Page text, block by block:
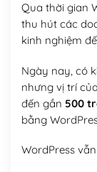
Qua thời gian
thu hút các
kinh nghiệm
Ngày nay, có
nhưng vị trí
đến gần 500
bằng
WordPress